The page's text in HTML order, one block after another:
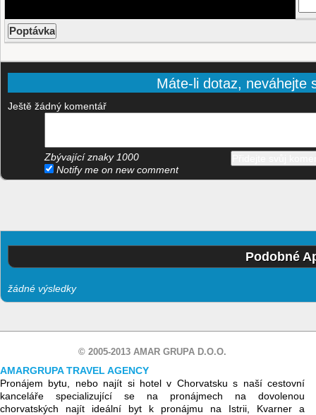
Máte-li dotaz, neváhejte
Ještě žádný komentář
Zbývající znaky 1000
Notify me on new comment
Podobné
žádné výsledky
© 2005-2013 AMAR GRUPA D.O.O.
AMARGRUPA TRAVEL AGENCY
Pronájem bytu, nebo najít si hotel v Chorvatsku s naší cestovní
kanceláře specializující se na pronájmech na dovolenou
chorvatských najít ideální byt k pronájmu na Istrii, Kvarner a